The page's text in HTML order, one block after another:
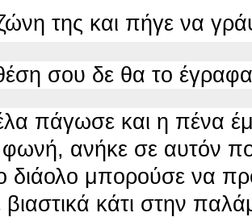
της και πήγε να
σου δε θα το
πάγωσε και η πένα
ανήκε σε αυτόν
μπορούσε να
κάτι στην